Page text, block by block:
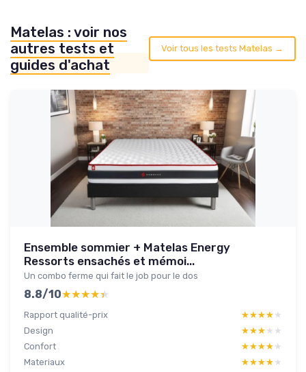
Matelas : voir nos
autres tests et
guides d'achat
Voir tous les tests Matelas →
Ensemble sommier + Matelas Energy
Ressorts ensachés et mémoi...
Un combo ferme qui fait le job pour le dos
8.8/10★★★★★
★★★★★
Rapport qualité-prix ★★★★★
★★★★★
Design
★★★★★
★★★★★
Confort
★★★★★
★★★★★
Materiaux
★★★★★
★★★★★